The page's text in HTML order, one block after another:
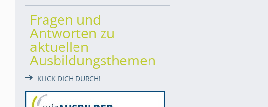
Fragen und
Antworten zu
aktuellen
Ausbildungsthemen
KLICK DICH DURCH!